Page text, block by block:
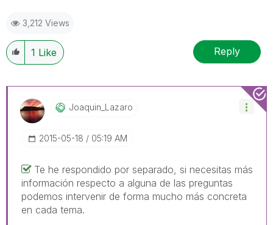
3,212 Views
1 Like Reply
Joaquin_Lazaro
‎2015-05-18 05:19 AM
Te he respondido por separado, si necesitas más
información respecto a alguna de las preguntas
podemos intervenir de forma mucho más concreta
en cada tema.